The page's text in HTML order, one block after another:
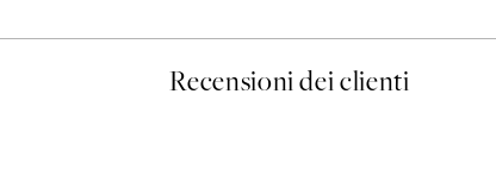
Recensioni dei clienti